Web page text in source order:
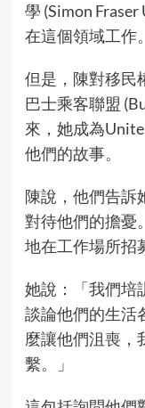
學 (Simon
在這個領域工作。
但是，陳對移民
巴士乘客聯盟
來，她成為
他們的故事。
陳說，他們告訴
對待他們的擔憂
地在工作場所招
她說：「我們培
談論他們的生活
麼讓他們沮喪，
繫。」